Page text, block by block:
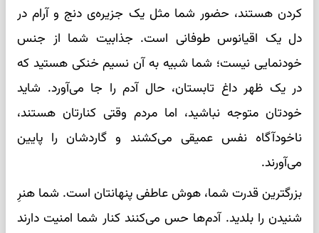
کردن هستند، حضور شما مثل یک جزیره‌ی دنج و آرام در
دل یک اقیانوس طوفانی است. جذابیت شما از جنس
خودنمایی نیست؛ شما شبیه به آن نسیم خنکی هستید که
در یک ظهر داغ تابستان، حال آدم را جا می‌آورد. شاید
خودتان متوجه نباشید، اما مردم وقتی کنارتان هستند،
ناخودآگاه نفس عمیقی می‌کشند و گاردشان را پایین
می‌آورند.
بزرگترین قدرت شما، هوش عاطفی پنهانتان است. شما هنرِ
شنیدن را بلدید. آدم‌ها حس می‌کنند کنار شما امنیت دارند